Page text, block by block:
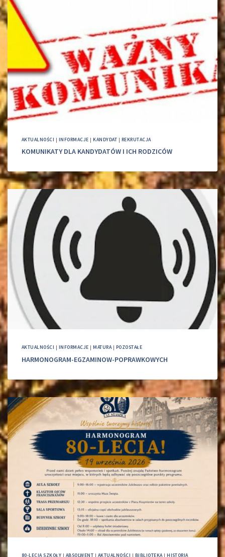
AKTUALNOŚCI | INFORMACJE |KANDYDAT | REKRUTACJA
KOMUNIKATY DLA KANDYDATÓW I ICH RODZICÓW
AKTUALNOŚCI | INFORMACJE |MATURA| POZOSTAŁE
HARMONOGRAM-EGZAMINOW-POPRAWKOWYCH
80-LECIA SZKOŁY | ABSOLWENT | AKTUALNOŚCI | BIBLIOTEKA|HISTORIA